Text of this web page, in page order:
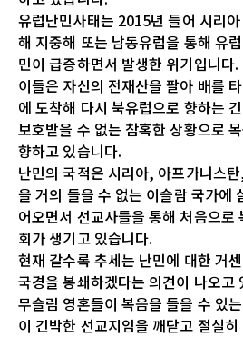
유럽난민사태는 2015년 들어 시리
해 지중해 또는 남동유럽을 통해 유
민이 급증하면서 발생한 위기입니다.
이들은 자신의 전재산을 팔아 배를
에 도착해 다시 북유럽으로 향하는
보호받을 수 없는 참혹한 상황으로
향하고 있습니다.
난민의 국적은 시리아, 아프가니스
을 거의 들을 수 없는 이슬람 국가에
어오면서 선교사들을 통해 처음으로
회가 생기고 있습니다.
현재 갈수록 추세는 난민에 대한 거
국경을 봉쇄하겠다는 의견이 나오고
무슬림 영혼들이 복음을 들을 수 있
이 긴박한 선교지임을 깨닫고 절실